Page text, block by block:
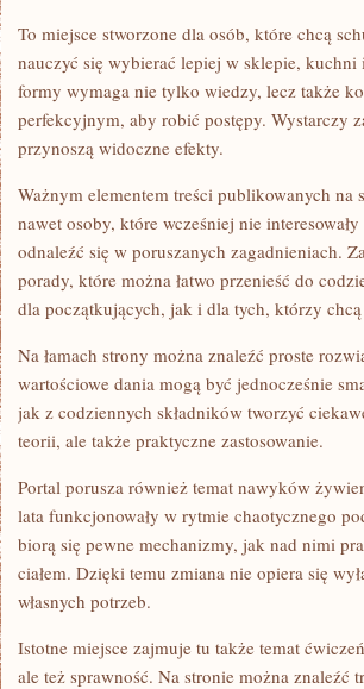
To miejsce stworzone dla osób, które chcą
nauczyć się wybierać lepiej w sklepie,
formy wymaga nie tylko wiedzy, lecz także
perfekcyjnym, aby robić postępy. Wystarczy
przynoszą widoczne efekty.
Ważnym elementem treści publikowanych
nawet osoby, które wcześniej nie
odnaleźć się w poruszanych zagadnieniach.
porady, które można łatwo przenieść do
dla początkujących, jak i dla tych, którzy
Na łamach strony można znaleźć proste
wartościowe dania mogą być jednocześnie
jak z codziennych składników tworzyć
teorii, ale także praktyczne zastosowanie.
Portal porusza również temat nawyków
lata funkcjonowały w rytmie chaotycznego
biorą się pewne mechanizmy, jak nad nimi
ciałem. Dzięki temu zmiana nie opiera się
własnych potrzeb.
Istotne miejsce zajmuje tu także temat
ale też sprawność. Na stronie można